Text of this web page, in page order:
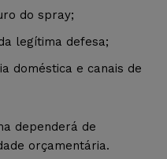
do spray;
legítima defesa;
doméstica e canais de
dependerá de
orçamentária.